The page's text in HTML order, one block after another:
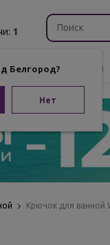
1
Белгород?
Нет
Бренды
Крючок для ванной